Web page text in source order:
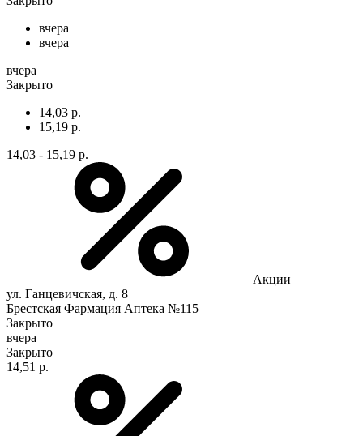
вчера
вчера
вчера
Закрыто
14,03 р.
15,19 р.
14,03 - 15,19 р.
Акции
ул. Ганцевичская, д. 8
Брестская Фармация Аптека №115
Закрыто
вчера
Закрыто
14,51 р.